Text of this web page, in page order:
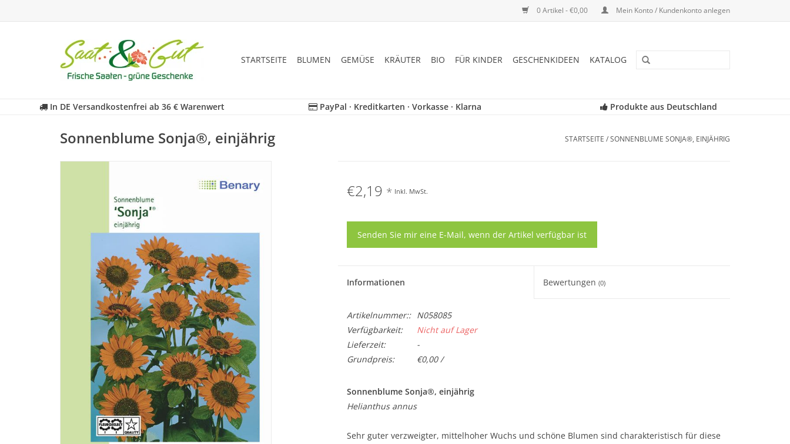
0 Artikel - €0,00 Mein Konto / Kundenkonto anlegen
STARTSEITE BLUMEN GEMÜSE KRÄUTER BIO FÜR KINDER GESCHENKIDEEN KATALOG
In DE Versandkostenfrei ab 36 € Warenwert PayPal · Kreditkarten · Vorkasse · Klarna Produkte aus Deutschland
Sonnenblume Sonja®, einjährig STARTSEITE /SONNENBLUME SONJA®, EINJÄHRIG
€2,19 * Inkl. MwSt.
Senden Sie mir eine E-Mail, wenn der Artikel verfügbar ist
Informationen Bewertungen(0)
Artikelnummer::
N058085
Verfügbarkeit:
Nicht auf Lager
Lieferzeit:
-
Grundpreis:
€0,00 /
Sonnenblume Sonja®, einjährig
Helianthus annus
Sehr guter verzweigter, mittelhoher Wuchs und schöne Blumen sind charakteristisch für diese